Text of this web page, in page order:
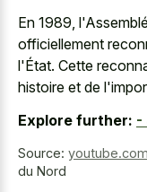
En 1989,
officiellement
l'État. Cette
histoire et de
Explore further: -
Source: youtube.com
du Nord